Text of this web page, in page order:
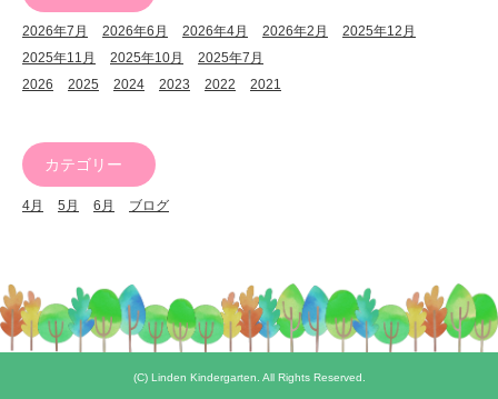
2026年7月 2026年6月 2026年4月 2026年2月
2025年12月
2025年11月
2025年10月
2025年7月
2026
2025 2024 2023 2022 2021
カテゴリー
4月 5月 6月 ブログ
(C) Linden Kindergarten. All Rights Reserved.